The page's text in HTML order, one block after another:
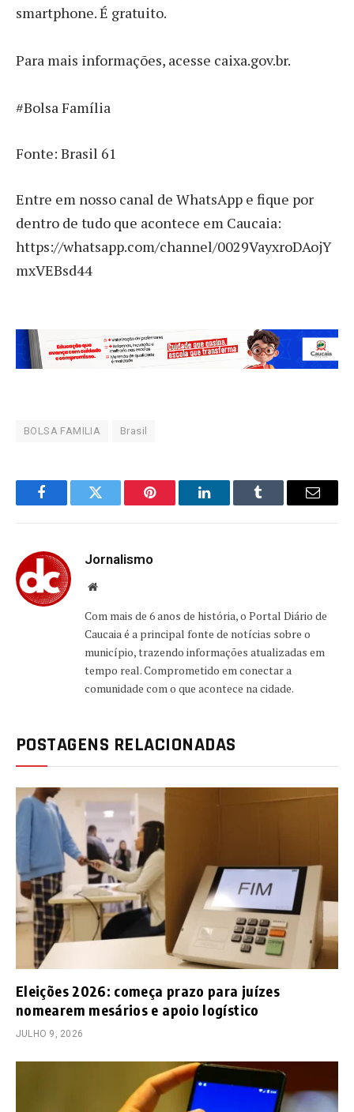
smartphone. É gratuito.
Para mais informações, acesse caixa.gov.br.
#Bolsa Família
Fonte: Brasil 61
Entre em nosso canal de WhatsApp e fique por
dentro de tudo que acontece em Caucaia:
https://whatsapp.com/channel/0029VayxroDAojY
mxVEBsd44
BOLSA FAMILIA Brasil
FacebookTwitter Pinterest LinkedInTumblr Email
Jornalismo
Website
Com mais de 6 anos de história, o Portal Diário de
Caucaia é a principal fonte de notícias sobre o
município, trazendo informações atualizadas em
tempo real. Comprometido em conectar a
comunidade com o que acontece na cidade.
POSTAGENS RELACIONADAS
Eleições 2026: começa prazo para juízes
nomearem mesários e apoio logístico
JULHO 9, 2026